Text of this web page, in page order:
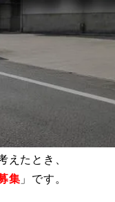
えたとき、
集 」です。